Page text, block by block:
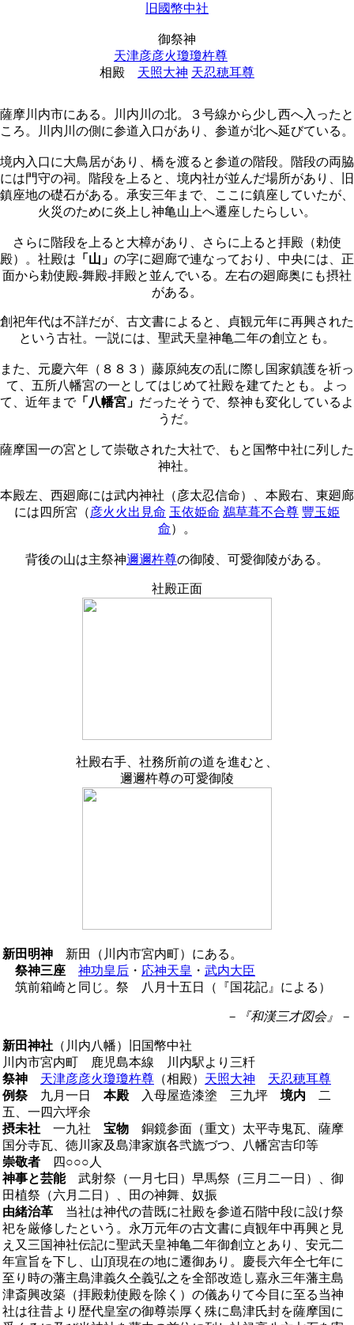
旧國幣中社
御祭神
天津彦彦火瓊瓊杵尊
相殿 天照大神 天忍穂耳尊
薩摩川内市にある。川内川の北。３号線から少し西へ入ったと
ころ。川内川の側に参道入口があり、参道が北へ延びている。
境内入口に大鳥居があり、橋を渡ると参道の階段。階段の両脇
には門守の祠。階段を上ると、境内社が並んだ場所があり、旧
鎮座地の礎石がある。承安三年まで、ここに鎮座していたが、
火災のために炎上し神亀山上へ遷座したらしい。
さらに階段を上ると大樟があり、さらに上ると拝殿（勅使
殿）。社殿は 「山」 の字に廻廊で連なっており、中央には、正
面から勅使殿-舞殿-拝殿と並んでいる。左右の廻廊奥にも摂社
がある。
創祀年代は不詳だが、古文書によると、貞観元年に再興された
という古社。一説には、聖武天皇神亀二年の創立とも。
また、元慶六年（８８３）藤原純友の乱に際し国家鎮護を祈っ
て、五所八幡宮の一としてはじめて社殿を建てたとも。よっ
て、近年まで「八幡宮」 だったそうで、祭神も変化しているよ
うだ。
薩摩国一の宮として崇敬された大社で、もと国幣中社に列した
神社。
本殿左、西廻廊には武内神社（彦太忍信命）、本殿右、東廻廊
には四所宮（ 彦火火出見命 玉依姫命 鵜草葺不合尊 豐玉姫
命）。
背後の山は主祭神邇邇杵尊の御陵、可愛御陵がある。
社殿正面
社殿右手、社務所前の道を進むと、
邇邇杵尊の可愛御陵
新田明神 新田（川内市宮内町）にある。
祭神三座
神功皇后 ・ 応神天皇 ・ 武内大臣
筑前箱崎と同じ。祭 八月十五日（『国花記』による）
－『和漢三才図会』－
新田神社 （川内八幡）旧国幣中社
川内市宮内町 鹿児島本線 川内駅より三粁
祭神
天津彦彦火瓊瓊杵尊 （相殿） 天照大神
天忍穂耳尊
例祭九月一日 本殿入母屋造漆塗 三九坪 境内 二
五、一四六坪余
摂未社 一九社 宝物 銅鏡参面（重文）太平寺鬼瓦、薩摩
国分寺瓦、徳川家及島津家旗各弐旒づつ、八幡宮吉印等
崇敬者 四○○○人
神事と芸能武射祭（一月七日）早馬祭（三月二一日）、御
田植祭（六月二日）、田の神舞、奴振
由緒治革 当社は神代の昔既に社殿を参道石階中段に設け祭
祀を厳修したという。永万元年の古文書に貞観年中再興と見
え又三国神社伝記に聖武天皇神亀二年御創立とあり、安元二
年宣旨を下し、山頂現在の地に遷御あり。慶長六年仝七年に
至り時の藩主島津義久仝義弘之を全部改造し嘉永三年藩主島
津斎興改築（拝殿勅使殿を除く）の儀ありて今目に至る当神
社は往昔より歴代皇室の御尊崇厚く殊に島津氏封を薩摩国に